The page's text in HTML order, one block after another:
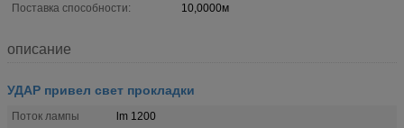
Поставка способности:
10,0000м
описание
УДАР привел свет прокладки
Поток лампы
lm 1200